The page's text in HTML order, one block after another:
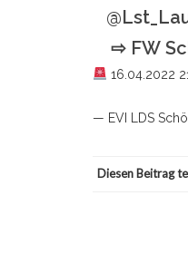
⇨ FW
16.04.2022
— EVI LDS
Diesen Beitrag